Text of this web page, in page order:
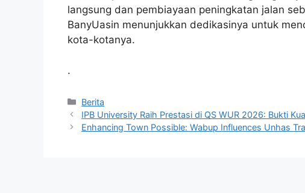
langsung dan pembiayaan peningkatan jalan
BanyUasin menunjukkan dedikasinya untuk
kota-kotanya.
.
Kategori
Berita
IPB University Raih Prestasi di QS WUR 2026: Bukti
Enhancing Town Possible: Wabup Influences Unhas